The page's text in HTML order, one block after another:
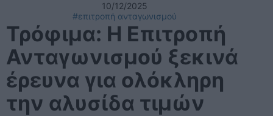
10/12/2025
#επιτροπή ανταγωνισμού
Τρόφιμα: Η Επιτροπή
Ανταγωνισμού ξεκινά
έρευνα για ολόκληρη
την αλυσίδα τιμών